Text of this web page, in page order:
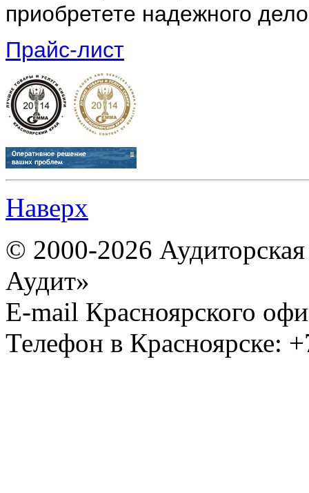
приобретете надежного
Прайс-лист
Наверх
© 2000-2026
Аудит»
E-mail Красноярского
Телефон в Красноярске: